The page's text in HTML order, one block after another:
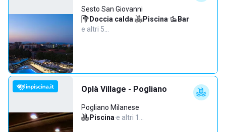
Sesto San Giovanni
Doccia calda· Piscina· Bar·
e altri 5…
Oplà Village - Pogliano
Pogliano Milanese
Piscina·e altri 1…